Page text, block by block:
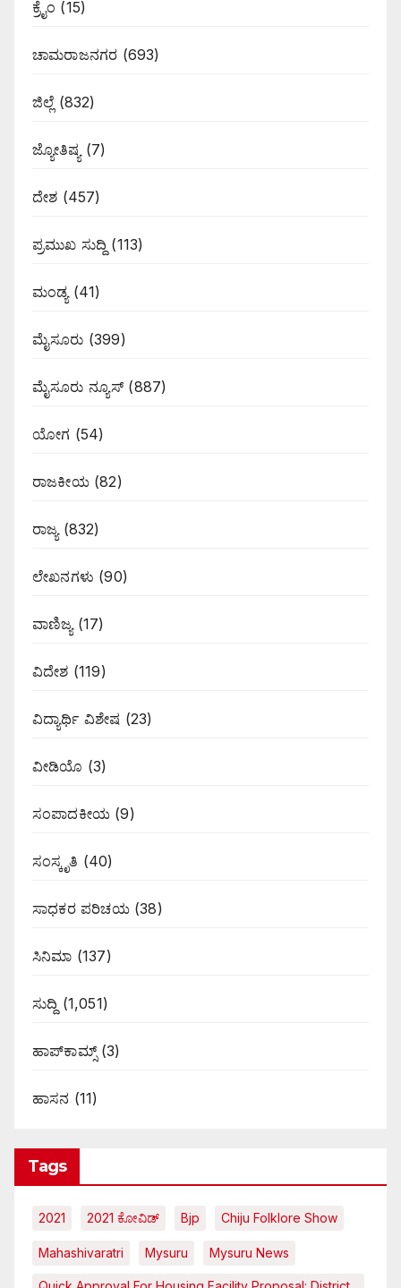
ಕ್ರೈಂ (15)
ಚಾಮರಾಜನಗರ (693)
ಜಿಲ್ಲೆ (832)
ಜ್ಯೋತಿಷ್ಯ (7)
ದೇಶ (457)
ಪ್ರಮುಖ ಸುದ್ದಿ (113)
ಮಂಡ್ಯ(41)
ಮೈಸೂರು (399)
ಮೈಸೂರು ನ್ಯೂಸ್(887)
ಯೋಗ (54)
ರಾಜಕೀಯ(82)
ರಾಜ್ಯ(832)
ಲೇಖನಗಳು (90)
ವಾಣಿಜ್ಯ(17)
ವಿದೇಶ (119)
ವಿದ್ಯಾರ್ಥಿ ವಿಶೇಷ (23)
ವೀಡಿಯೊ (3)
ಸಂಪಾದಕೀಯ (9)
ಸಂಸ್ಕೃತಿ (40)
ಸಾಧಕರ ಪರಿಚಯ(38)
ಸಿನಿಮಾ (137)
ಸುದ್ದಿ (1,051)
ಹಾಪ್‌ಕಾಮ್ಸ್‌(3)
ಹಾಸನ (11)
Tags
2021 2021 ಕೋವಿಡ್‌ Bjp Chiju Folklore Show
Mahashivaratri Mysuru Mysuru News